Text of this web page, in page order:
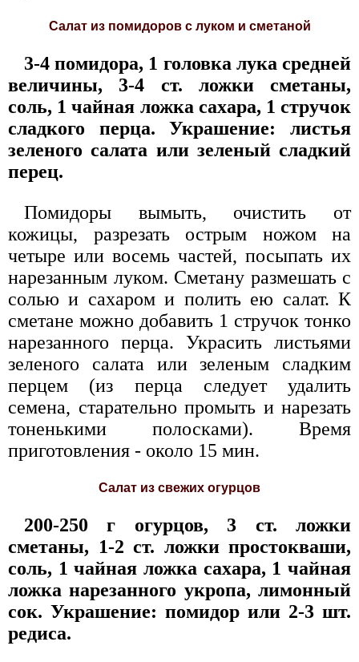
Салат из помидоров с луком и сметаной
3-4 помидора, 1 головка лука средней
величины, 3-4 ст. ложки сметаны,
соль, 1 чайная ложка сахара, 1 стручок
сладкого перца. Украшение: листья
зеленого салата или зеленый сладкий
перец.
Помидоры вымыть, очистить от
кожицы, разрезать острым ножом на
четыре или восемь частей, посыпать их
нарезанным луком. Сметану размешать с
солью и сахаром и полить ею салат. К
сметане можно добавить 1 стручок тонко
нарезанного перца. Украсить листьями
зеленого салата или зеленым сладким
перцем (из перца следует удалить
семена, старательно промыть и нарезать
тоненькими полосками). Время
приготовления - около 15 мин.
Салат из свежих огурцов
200-250 г огурцов, 3 ст. ложки
сметаны, 1-2 ст. ложки простокваши,
соль, 1 чайная ложка сахара, 1 чайная
ложка нарезанного укропа, лимонный
сок. Украшение: помидор или 2-3 шт.
редиса.